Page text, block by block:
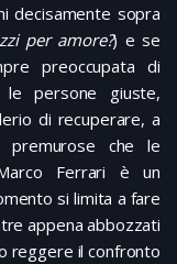
decisamente sopra
per amore?) e se
preoccupata di
persone giuste,
di recuperare, a
che le
Ferrari è un
si limita a fare
appena abbozzati
reggere il confronto